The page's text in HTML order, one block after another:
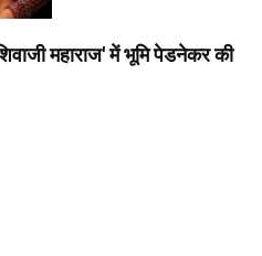
महाराज' में भूमि पेडनेकर की